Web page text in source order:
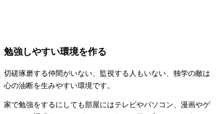
勉強しやすい環境を作る
切磋琢磨する仲間がいない、監視する人もいない、独学の敵は
心の油断を生みやすい環境です。
家で勉強をするにしても部屋にはテレビやパソコン、漫画やゲ